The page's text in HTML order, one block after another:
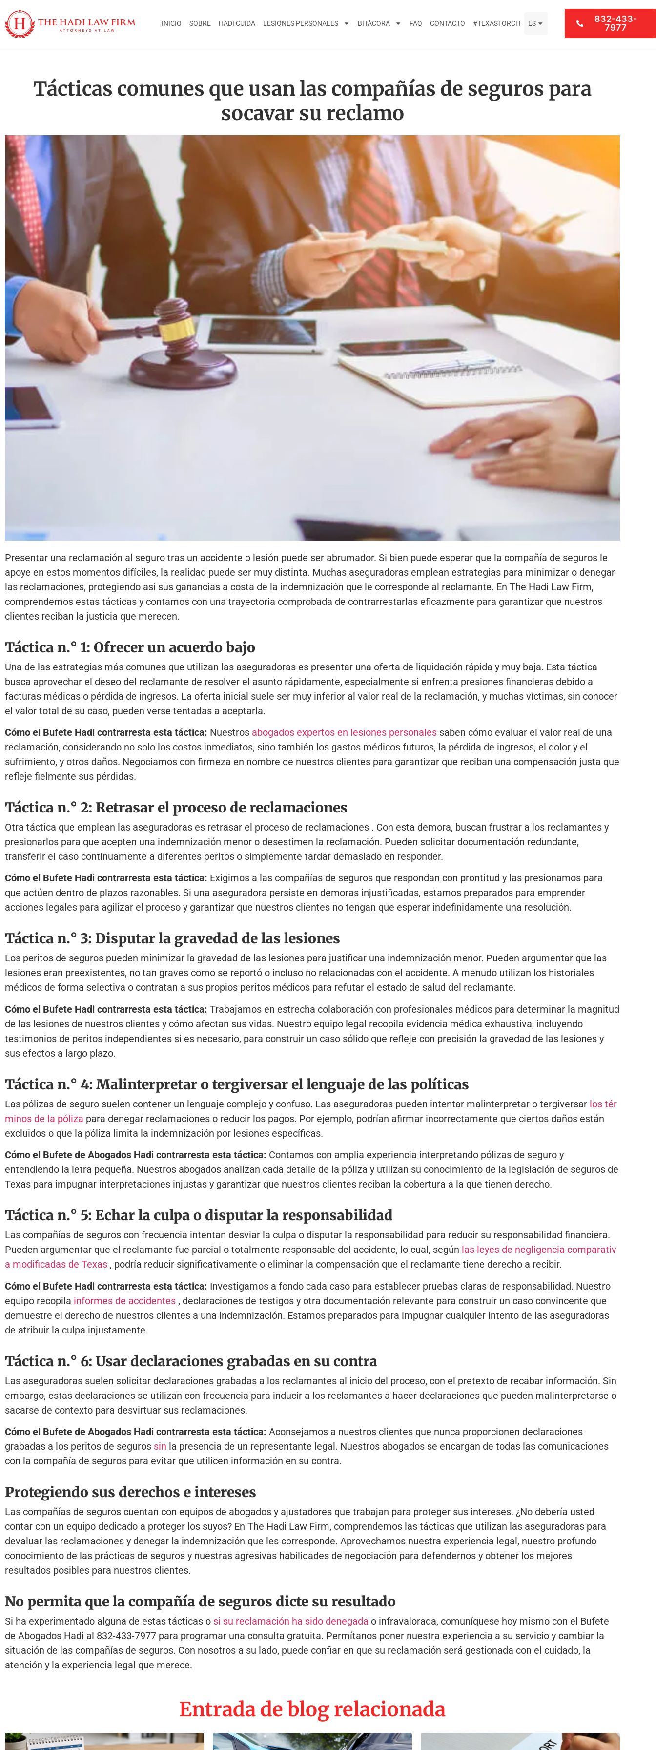
INICIO SOBRE HADI CUIDA LESIONES PERSONALES BITÁCORA FAQ CONTACTO #TEXASTORCH ES
832-433-
7977
Tácticas comunes que usan las compañías de seguros para
socavar su reclamo
Presentar una reclamación al seguro tras un accidente o lesión puede ser abrumador. Si bien puede esperar que la compañía de seguros le
apoye en estos momentos difíciles, la realidad puede ser muy distinta. Muchas aseguradoras emplean estrategias para minimizar o denegar
las reclamaciones, protegiendo así sus ganancias a costa de la indemnización que le corresponde al reclamante. En The Hadi Law Firm,
comprendemos estas tácticas y contamos con una trayectoria comprobada de contrarrestarlas eficazmente para garantizar que nuestros
clientes reciban la justicia que merecen.
Táctica n.° 1: Ofrecer un acuerdo bajo
Una de las estrategias más comunes que utilizan las aseguradoras es presentar una oferta de liquidación rápida y muy baja. Esta táctica
busca aprovechar el deseo del reclamante de resolver el asunto rápidamente, especialmente si enfrenta presiones financieras debido a
facturas médicas o pérdida de ingresos. La oferta inicial suele ser muy inferior al valor real de la reclamación, y muchas víctimas, sin conocer
el valor total de su caso, pueden verse tentadas a aceptarla.
Cómo el Bufete Hadi contrarresta esta táctica: Nuestros abogados expertos en lesiones personales saben cómo evaluar el valor real de una
reclamación, considerando no solo los costos inmediatos, sino también los gastos médicos futuros, la pérdida de ingresos, el dolor y el
sufrimiento, y otros daños. Negociamos con firmeza en nombre de nuestros clientes para garantizar que reciban una compensación justa que
refleje fielmente sus pérdidas.
Táctica n.° 2: Retrasar el proceso de reclamaciones
Otra táctica que emplean las aseguradoras es retrasar el proceso de reclamaciones . Con esta demora, buscan frustrar a los reclamantes y
presionarlos para que acepten una indemnización menor o desestimen la reclamación. Pueden solicitar documentación redundante,
transferir el caso continuamente a diferentes peritos o simplemente tardar demasiado en responder.
Cómo el Bufete Hadi contrarresta esta táctica: Exigimos a las compañías de seguros que respondan con prontitud y las presionamos para
que actúen dentro de plazos razonables. Si una aseguradora persiste en demoras injustificadas, estamos preparados para emprender
acciones legales para agilizar el proceso y garantizar que nuestros clientes no tengan que esperar indefinidamente una resolución.
Táctica n.° 3: Disputar la gravedad de las lesiones
Los peritos de seguros pueden minimizar la gravedad de las lesiones para justificar una indemnización menor. Pueden argumentar que las
lesiones eran preexistentes, no tan graves como se reportó o incluso no relacionadas con el accidente. A menudo utilizan los historiales
médicos de forma selectiva o contratan a sus propios peritos médicos para refutar el estado de salud del reclamante.
Cómo el Bufete Hadi contrarresta esta táctica: Trabajamos en estrecha colaboración con profesionales médicos para determinar la magnitud
de las lesiones de nuestros clientes y cómo afectan sus vidas. Nuestro equipo legal recopila evidencia médica exhaustiva, incluyendo
testimonios de peritos independientes si es necesario, para construir un caso sólido que refleje con precisión la gravedad de las lesiones y
sus efectos a largo plazo.
Táctica n.° 4: Malinterpretar o tergiversar el lenguaje de las políticas
Las pólizas de seguro suelen contener un lenguaje complejo y confuso. Las aseguradoras pueden intentar malinterpretar o tergiversar los tér
minos de la póliza para denegar reclamaciones o reducir los pagos. Por ejemplo, podrían afirmar incorrectamente que ciertos daños están
excluidos o que la póliza limita la indemnización por lesiones específicas.
Cómo el Bufete de Abogados Hadi contrarresta esta táctica: Contamos con amplia experiencia interpretando pólizas de seguro y
entendiendo la letra pequeña. Nuestros abogados analizan cada detalle de la póliza y utilizan su conocimiento de la legislación de seguros de
Texas para impugnar interpretaciones injustas y garantizar que nuestros clientes reciban la cobertura a la que tienen derecho.
Táctica n.° 5: Echar la culpa o disputar la responsabilidad
Las compañías de seguros con frecuencia intentan desviar la culpa o disputar la responsabilidad para reducir su responsabilidad financiera.
Pueden argumentar que el reclamante fue parcial o totalmente responsable del accidente, lo cual, según las leyes de negligencia comparativ
a modificadas de Texas , podría reducir significativamente o eliminar la compensación que el reclamante tiene derecho a recibir.
Cómo el Bufete Hadi contrarresta esta táctica: Investigamos a fondo cada caso para establecer pruebas claras de responsabilidad. Nuestro
equipo recopila informes de accidentes , declaraciones de testigos y otra documentación relevante para construir un caso convincente que
demuestre el derecho de nuestros clientes a una indemnización. Estamos preparados para impugnar cualquier intento de las aseguradoras
de atribuir la culpa injustamente.
Táctica n.° 6: Usar declaraciones grabadas en su contra
Las aseguradoras suelen solicitar declaraciones grabadas a los reclamantes al inicio del proceso, con el pretexto de recabar información. Sin
embargo, estas declaraciones se utilizan con frecuencia para inducir a los reclamantes a hacer declaraciones que pueden malinterpretarse o
sacarse de contexto para desvirtuar sus reclamaciones.
Cómo el Bufete de Abogados Hadi contrarresta esta táctica: Aconsejamos a nuestros clientes que nunca proporcionen declaraciones
grabadas a los peritos de seguros sin la presencia de un representante legal. Nuestros abogados se encargan de todas las comunicaciones
con la compañía de seguros para evitar que utilicen información en su contra.
Protegiendo sus derechos e intereses
Las compañías de seguros cuentan con equipos de abogados y ajustadores que trabajan para proteger sus intereses. ¿No debería usted
contar con un equipo dedicado a proteger los suyos? En The Hadi Law Firm, comprendemos las tácticas que utilizan las aseguradoras para
devaluar las reclamaciones y denegar la indemnización que les corresponde. Aprovechamos nuestra experiencia legal, nuestro profundo
conocimiento de las prácticas de seguros y nuestras agresivas habilidades de negociación para defendernos y obtener los mejores
resultados posibles para nuestros clientes.
No permita que la compañía de seguros dicte su resultado
Si ha experimentado alguna de estas tácticas o si su reclamación ha sido denegada o infravalorada, comuníquese hoy mismo con el Bufete
de Abogados Hadi al 832-433-7977 para programar una consulta gratuita. Permítanos poner nuestra experiencia a su servicio y cambiar la
situación de las compañías de seguros. Con nosotros a su lado, puede confiar en que su reclamación será gestionada con el cuidado, la
atención y la experiencia legal que merece.
Entrada de blog relacionada